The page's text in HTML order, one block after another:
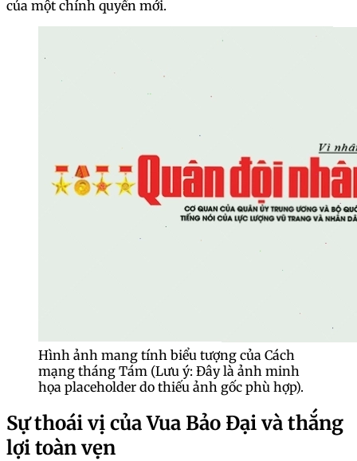
của một chính quyền mới.
Hình ảnh mang tính biểu tượng của Cách
mạng tháng Tám (Lưu ý: Đây là ảnh minh
họa placeholder do thiếu ảnh gốc phù hợp).
Sự thoái vị của Vua Bảo Đại và thắng
lợi toàn vẹn